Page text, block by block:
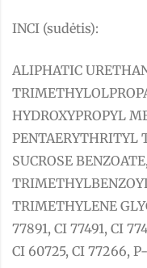
INCI (sudėtis):
ALIPHATIC
HYDROXYPROPYL
PENTAERYTHRITYL
SUCROSE
TRIMETHYLENE
77891, CI 77491, CI
CI 60725, CI 77266,